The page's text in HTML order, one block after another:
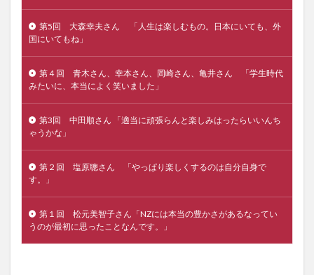
第5回 大森幸夫さん 「人生は楽しむもの。日本にいても、外
国にいてもね」
第４回 青木さん、幸本さん、岡崎さん、亀井さん 「学生時代
みたいに、本当によく笑いました」
第3回 中田順さん 「適当に頑張らんと楽しみはったらいいんち
ゃうかな」
第２回 塩原聰さん 「やっぱり楽しくするのは自分自身で
す。」
第１回 松元美智子さん「NZには本当の豊かさがあるなってい
うのが最初に思ったことなんです。」